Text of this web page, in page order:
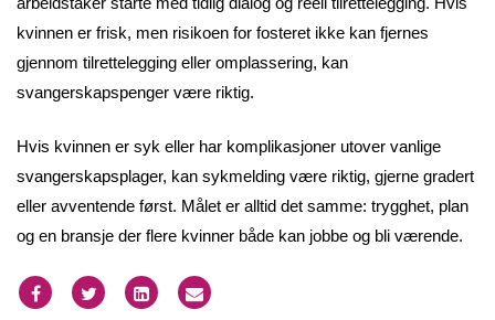
kvinnen er frisk, men risikoen for fosteret ikke kan fjernes
gjennom tilrettelegging eller omplassering, kan
svangerskapspenger være riktig.
Hvis kvinnen er syk eller har komplikasjoner utover vanlige
svangerskapsplager, kan sykmelding være riktig, gjerne gradert
eller avventende først. Målet er alltid det samme: trygghet, plan
og en bransje der flere kvinner både kan jobbe og bli værende.